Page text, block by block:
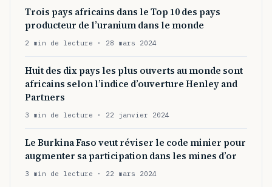
Trois pays africains dans le Top 10 des pays
producteur de l’uranium dans le monde
2 min de lecture · 28 mars 2024
Huit des dix pays les plus ouverts au monde sont
africains selon l’indice d’ouverture Henley and
Partners
3 min de lecture · 22 janvier 2024
Le Burkina Faso veut réviser le code minier pour
augmenter sa participation dans les mines d’or
3 min de lecture · 22 mars 2024